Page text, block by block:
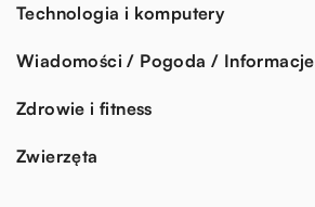
Technologia i komputery
Wiadomości / Pogoda / Informacje
Zdrowie i fitness
Zwierzęta